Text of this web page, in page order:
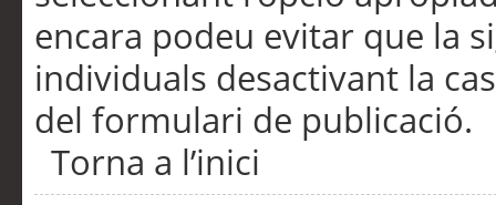
encara podeu evitar que la
individuals desactivant la
del formulari de publicació.
Torna a l’inici